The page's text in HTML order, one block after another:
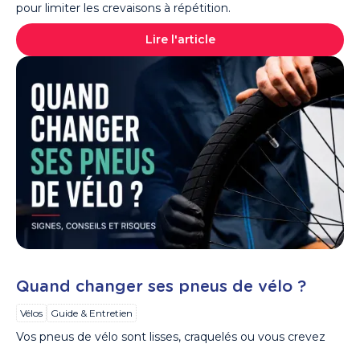
pour limiter les crevaisons à répétition.
Lire l'article
Quand changer ses pneus de vélo ?
Vélos Guide & Entretien
Vos pneus de vélo sont lisses, craquelés ou vous crevez